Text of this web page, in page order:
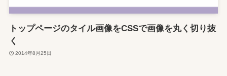
トップページのタイル画像をCSSで画像を丸く切り抜
く
2014年8月25日